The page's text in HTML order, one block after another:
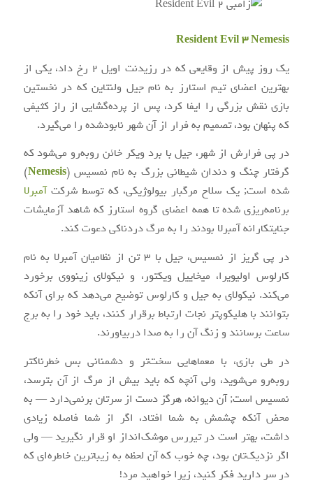
Resident Evil 3 Nemesis
یک روز پیش از وقایعی که در رزیدنت اویل ۲ رخ داد، یکی از
بهترین اعضای تیم استارز به نام جیل ولنتاین که در نخستین
بازی نقش بزرگی را ایفا کرد، پس از پرده‌گشایی از راز کثیفی
که پنهان بود، تصمیم به فرار از آن شهر نابودشده را می‌گیرد.
در پی فرارش از شهر، جیل با برد ویکر خائن روبه‌رو می‌شود که
گرفتار چنگ و دندان شیطانی بزرگ به نام نمسیس (Nemesis
)
شده است; یک سلاح مرگبار بیولوژیکی، که توسط شرکتآمبرلا
برنامه‌ریزی شده تا همه اعضای گروه استارز که شاهد آزمایشات
جنایتکارانه آمبرلا بودند را به مرگ دردناکی دعوت کند.
در پی گریز از نمسیس، جیل با ۳ تن از نظامیان آمبرلا به نام
کارلوس اولیویرا، میخاییل ویکتور، و نیکولای زینووی برخورد
می‌کند. نیکولای به جیل و کارلوس توضیح می‌دهد که برای آنکه
بتوانند با هلیکوپتر نجات ارتباط برقرار کنند، باید خود را به برج
ساعت برسانند و زنگ آن را به صدا دربیاورند.
در طی بازی، با معماهایی سخت‌تر و دشمنانی بس خطرناکتر
روبه‌رو می‌شوید، ولی آنچه که باید بیش از مرگ از آن بترسد،
نمسیس است; آن دیوانه، هرگز دست از سرتان برنمی‌دارد — به
محض آنکه چشمش به شما افتاد، اگر از شما فاصله زیادی
داشت، بهتر است در تیررس موشک‌انداز او قرار نگیرید — ولی
اگر نزدیک‌تان بود، چه خوب که آن لحظه به زیباترین خاطره‌ای که
در سر دارید فکر کنید، زیرا خواهید مرد!